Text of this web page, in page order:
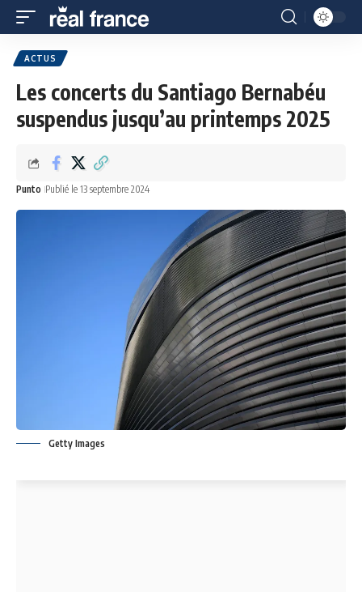
ACTUS
Les concerts du Santiago Bernabéu
suspendus jusqu’au printemps 2025
Punto Publié le 13 septembre 2024
Getty Images